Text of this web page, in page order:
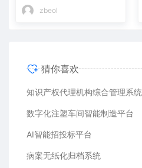
zbeol
猜你喜欢
知识产权代理机构综合管理系统
数字化注塑车间智能制造平台
AI智能招投标平台
病案无纸化归档系统